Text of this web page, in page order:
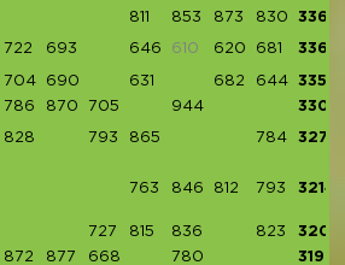
811 853 873 830 3367
722 693 646 610 620 681 3362
704 690 631 682 644
3351
786 870 705 944 3305
828 793 865 784 3270
763 846 812 793 3214
727 815 836 823
3201
872 877 668 780 3197